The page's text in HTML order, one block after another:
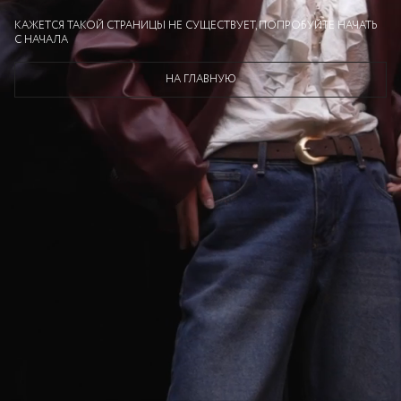
КАЖЕТСЯ ТАКОЙ СТРАНИЦЫ НЕ СУЩЕСТВУЕТ, ПОПРОБУЙТЕ НАЧАТЬ
С НАЧАЛА
НА ГЛАВНУЮ